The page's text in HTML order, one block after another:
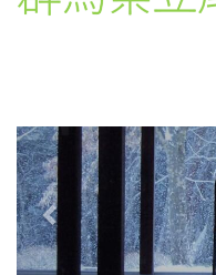
e
v
i
o
u